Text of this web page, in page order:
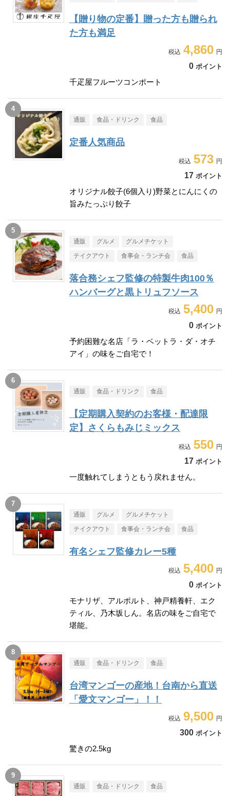
【贈り物の定番】贈った方も贈られ
た方も満足
4,860
0 ポイント
千疋屋フルーツコンポート
通販 食品・ドリンク 食品
定番人気商品
573
17 ポイント
オリジナル餃子(6個入り)野菜とにんにくの
旨みたっぷり餃子
通販 グルメ グルメチケット
テイクアウト 食事会・ランチ会 食品
落合務シェフ監修の特製牛肉100％
ハンバーグと黒トリュフソース
5,400
0 ポイント
予約困難な名店「ラ・ベットラ・ダ・オチ
アイ」の味をご自宅で！
通販 食品・ドリンク 食品
【定期購入契約のお客様・配達限
定】さくらもみじミックス
550
17 ポイント
一度触れてしまうともう戻れません。
通販 グルメ グルメチケット
テイクアウト 食事会・ランチ会 食品
有名シェフ監修カレー5種
5,400
0 ポイント
モナリザ、アルポルト、神戸精養軒、エク
ティル、乃木坂しん。名店の味をご自宅で
堪能。
通販 食品・ドリンク 食品
台湾マンゴーの産地！台南から直送
「愛文マンゴー」！！
9,500
300 ポイント
驚きの2.5kg
通販 食品・ドリンク 食品